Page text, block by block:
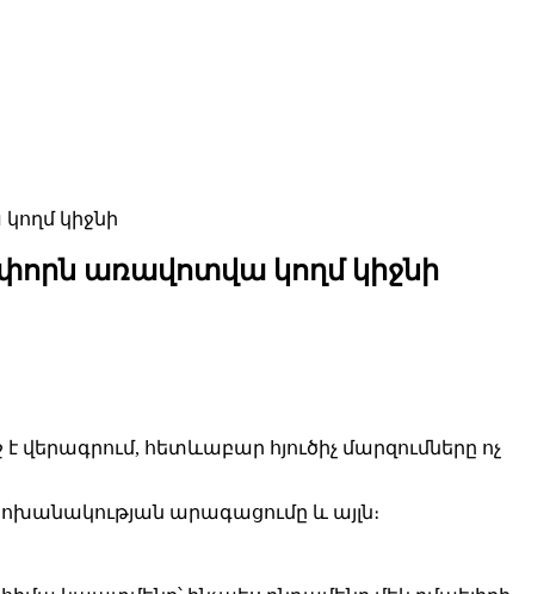
կիջնի
փորն առավոտվա կողմ կիջնի
հետևաբար հյուծիչ մարզումները ոչ
արագացումը և այլն։